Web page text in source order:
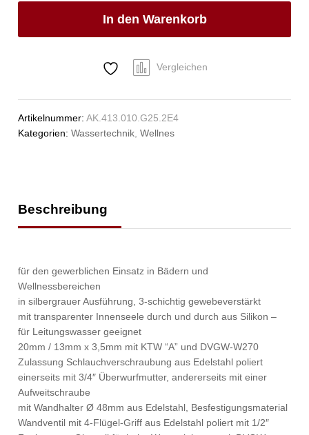
1/2"
20mm
In den Warenkorb
Vergleichen
Artikelnummer:AK.413.010.G25.2E4
Kategorien:Wassertechnik,Wellnes
Beschreibung
für den gewerblichen Einsatz in Bädern und
Wellnessbereichen
in silbergrauer Ausführung, 3-schichtig gewebeverstärkt
mit transparenter Innenseele durch und durch aus Silikon –
für Leitungswasser geeignet
20mm / 13mm x 3,5mm mit KTW “A” und DVGW-W270
Zulassung Schlauchverschraubung aus Edelstahl poliert
einerseits mit 3/4″ Überwurfmutter, andererseits mit einer
Aufweitschraube
mit Wandhalter Ø 48mm aus Edelstahl, Besfestigungsmaterial
Wandventil mit 4-Flügel-Griff aus Edelstahl poliert mit 1/2″